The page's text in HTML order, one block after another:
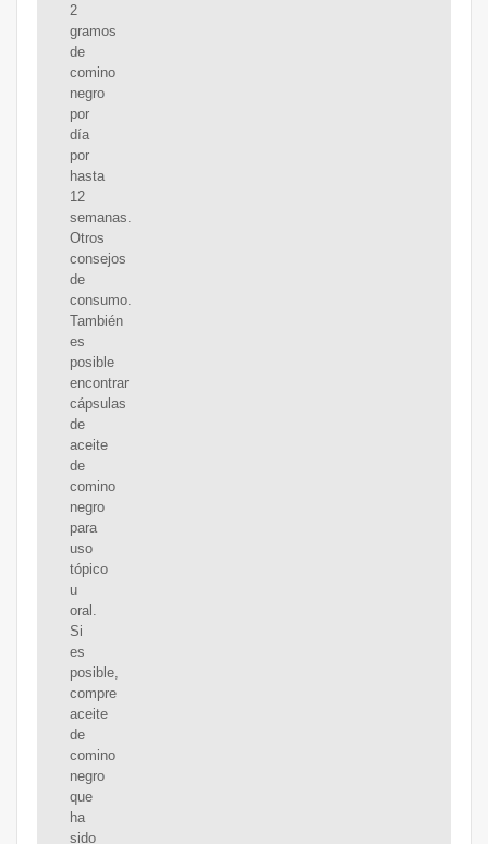
2
gramos
de
comino
negro
por
día
por
hasta
12
semanas.
Otros
consejos
de
consumo.
También
es
posible
encontrar
cápsulas
de
aceite
de
comino
negro
para
uso
tópico
u
oral.
Si
es
posible,
compre
aceite
de
comino
negro
que
ha
sido